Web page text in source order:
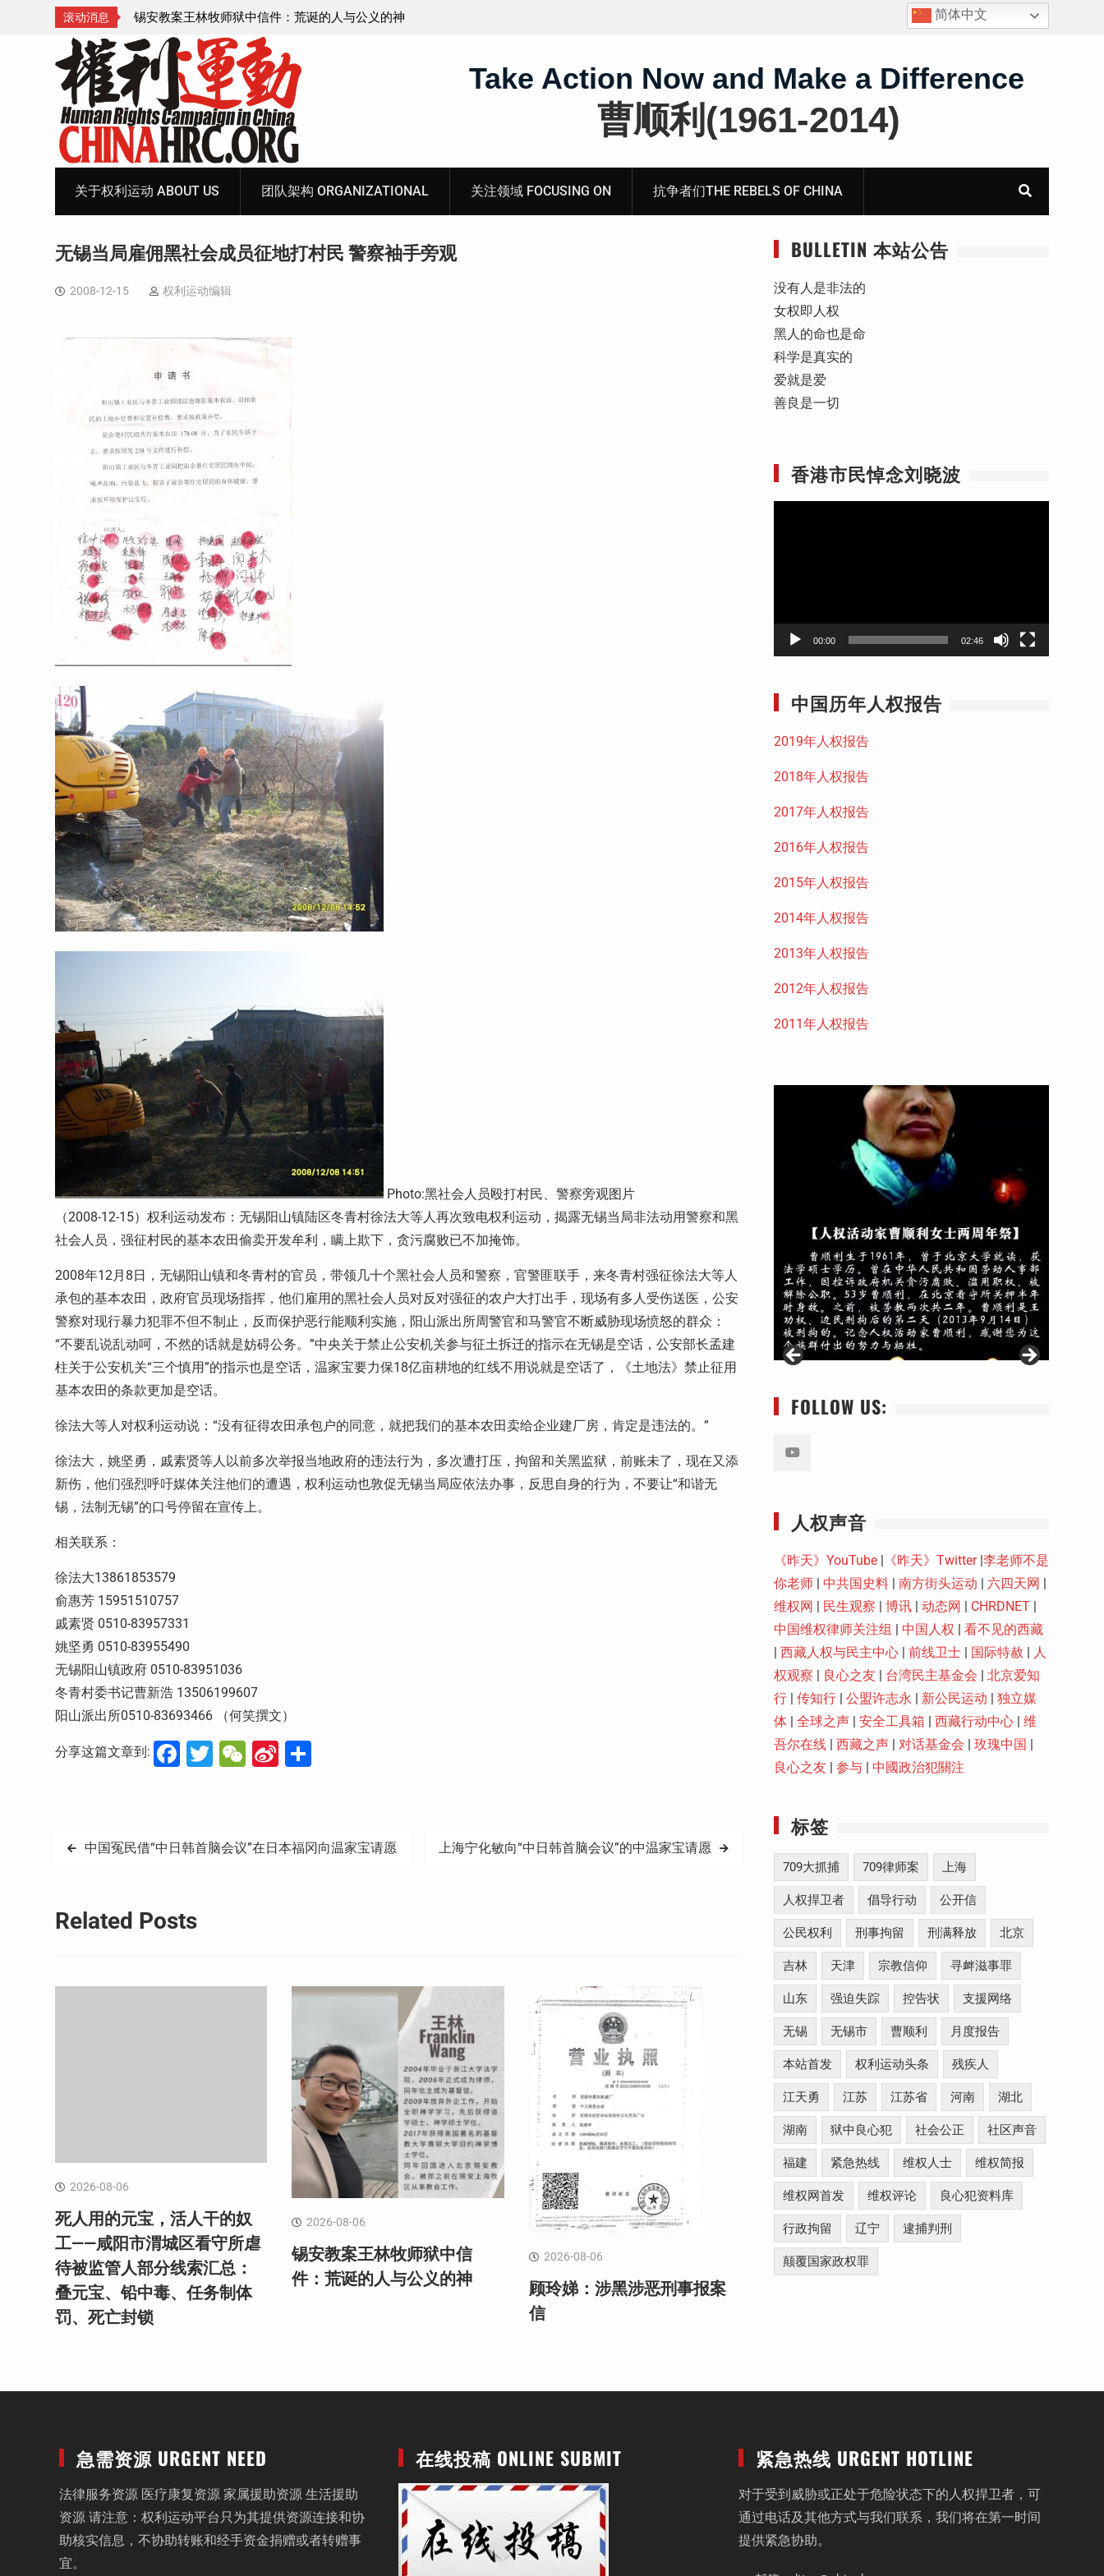
滚动消息
的人与公义的神 顾玲娣：涉黑涉恶刑事报案信
死人用的元宝，活人干的奴工——咸阳市渭城区看守所
简体中文
Take Action Now and Make a Difference
曹顺利(1961-2014)
关于权利运动 ABOUT US 团队架构 ORGANIZATIONAL 关注领域 FOCUSING ON 抗争者们THE REBELS OF CHINA
无锡当局雇佣黑社会成员征地打村民 警察袖手旁观
2008-12-15 权利运动编辑
Photo:黑社会人员殴打村民、警察旁观图片
（2008-12-15）权利运动发布：无锡阳山镇陆区冬青村徐法大等人再次致电权利运动，揭露无锡当局非法动用警察和黑
社会人员，强征村民的基本农田偷卖开发牟利，瞒上欺下，贪污腐败已不加掩饰。
2008年12月8日，无锡阳山镇和冬青村的官员，带领几十个黑社会人员和警察，官警匪联手，来冬青村强征徐法大等人
承包的基本农田，政府官员现场指挥，他们雇用的黑社会人员对反对强征的农户大打出手，现场有多人受伤送医，公安
警察对现行暴力犯罪不但不制止，反而保护恶行能顺利实施，阳山派出所周警官和马警官不断威胁现场愤怒的群众：
“不要乱说乱动呵，不然的话就是妨碍公务。”中央关于禁止公安机关参与征土拆迁的指示在无锡是空话，公安部长孟建
柱关于公安机关“三个慎用”的指示也是空话，温家宝要力保18亿亩耕地的红线不用说就是空话了，《土地法》禁止征用
基本农田的条款更加是空话。
徐法大等人对权利运动说：“没有征得农田承包户的同意，就把我们的基本农田卖给企业建厂房，肯定是违法的。”
徐法大，姚坚勇，戚素贤等人以前多次举报当地政府的违法行为，多次遭打压，拘留和关黑监狱，前账未了，现在又添
新伤，他们强烈呼吁媒体关注他们的遭遇，权利运动也敦促无锡当局应依法办事，反思自身的行为，不要让“和谐无
锡，法制无锡”的口号停留在宣传上。
相关联系：
徐法大13861853579
俞惠芳 15951510757
戚素贤 0510-83957331
姚坚勇 0510-83955490
无锡阳山镇政府 0510-83951036
冬青村委书记曹新浩 13506199607
阳山派出所0510-83693466 （何笑撰文）
分享这篇文章到: Facebook
Twitter
WeChat
Sina
文
导
中国冤民借“中日韩首脑会议”在日本福冈向温家宝请愿 上海宁化敏向“中日韩首脑会议”的中温家宝请愿
Related Posts
2026-08-06
死人用的元宝，活人干的奴
工——咸阳市渭城区看守所虐
待被监管人部分线索汇总：
叠元宝、铅中毒、任务制体
罚、死亡封锁
2026-08-06
锡安教案王林牧师狱中信
件：荒诞的人与公义的神
2026-08-06
顾玲娣：涉黑涉恶刑事报案
信
BULLETIN 本站公告
没有人是非法的
女权即人权
黑人的命也是命
科学是真实的
爱就是爱
善良是一切
香港市民悼念刘晓波
00:00 02:46
中国历年人权报告
2019年人权报告
2018年人权报告
2017年人权报告
2016年人权报告
2015年人权报告
2014年人权报告
2013年人权报告
2012年人权报告
2011年人权报告
FOLLOW US:
人权声音
《昨天》YouTube | 《昨天》Twitter|李老师不是
你老师 | 中共国史料 | 南方街头运动 | 六四天网 |
维权网 | 民生观察 | 博讯 | 动态网 | CHRDNET |
中国维权律师关注组 | 中国人权 | 看不见的西藏
| 西藏人权与民主中心 | 前线卫士 | 国际特赦 | 人
权观察 | 良心之友 | 台湾民主基金会 | 北京爱知
行 | 传知行 | 公盟许志永 | 新公民运动 | 独立媒
体 | 全球之声 | 安全工具箱 | 西藏行动中心 | 维
吾尔在线 | 西藏之声 | 对话基金会 | 玫瑰中国 |
良心之友 | 参与 | 中國政治犯關注
标签
709大抓捕 709律师案 上海
人权捍卫者 倡导行动 公开信
公民权利 刑事拘留 刑满释放 北京
吉林 天津 宗教信仰 寻衅滋事罪
山东 强迫失踪 控告状 支援网络
无锡 无锡市 曹顺利 月度报告
本站首发 权利运动头条 残疾人
江天勇 江苏 江苏省 河南 湖北
湖南 狱中良心犯 社会公正 社区声音
福建 紧急热线 维权人士 维权简报
维权网首发 维权评论 良心犯资料库
行政拘留 辽宁 逮捕判刑
颠覆国家政权罪
急需资源 URGENT NEED
法律服务资源 医疗康复资源 家属援助资源 生活援助
资源 请注意：权利运动平台只为其提供资源连接和协
助核实信息，不协助转账和经手资金捐赠或者转赠事
宜。
在线投稿 ONLINE SUBMIT 紧急热线 URGENT HOTLINE
对于受到威胁或正处于危险状态下的人权捍卫者，可
通过电话及其他方式与我们联系，我们将在第一时间
提供紧急协助。